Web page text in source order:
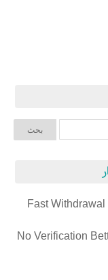
Fast
No Verification